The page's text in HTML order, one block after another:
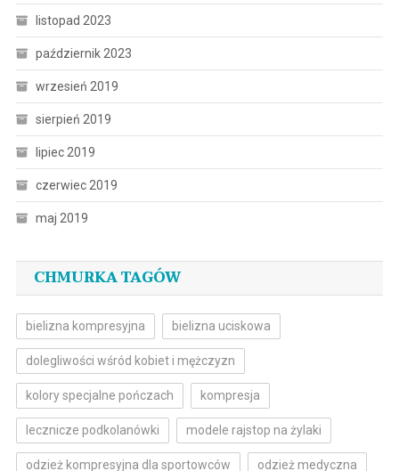
listopad 2023
październik 2023
wrzesień 2019
sierpień 2019
lipiec 2019
czerwiec 2019
maj 2019
CHMURKA TAGÓW
bielizna kompresyjna bielizna uciskowa
dolegliwości wśród kobiet i mężczyzn
kolory specjalne pończach kompresja
lecznicze podkolanówki modele rajstop na żylaki
odzież kompresyjna dla sportowców odzież medyczna